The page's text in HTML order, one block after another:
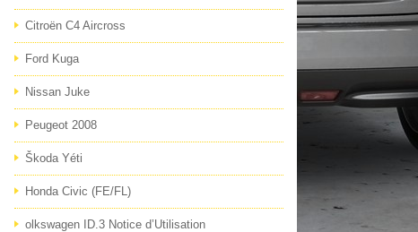
Citroën C4 Aircross
Ford Kuga
Nissan Juke
Peugeot 2008
Škoda Yéti
Honda Civic (FE/FL)
olkswagen ID.3 Notice d’Utilisation